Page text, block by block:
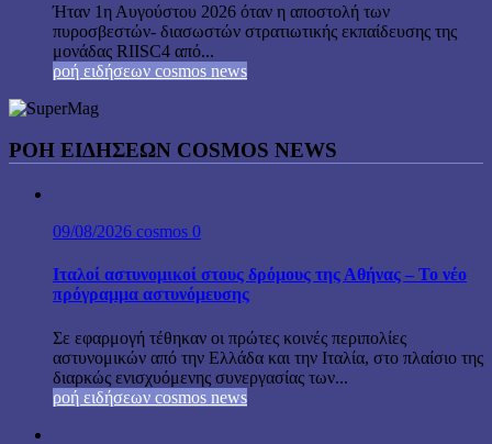
Ήταν 1η Αυγούστου 2026 όταν η αποστολή των
πυροσβεστών- διασωστών στρατιωτικής εκπαίδευσης της
μονάδας RIISC4 από...
ροή ειδήσεων cosmos news
ΡΟΉ ΕΙΔΉΣΕΩΝ COSMOS NEWS
09/08/2026 cosmos 0
Ιταλοί αστυνομικοί στους δρόμους της Αθήνας – Το νέο
πρόγραμμα αστυνόμευσης
Σε εφαρμογή τέθηκαν οι πρώτες κοινές περιπολίες
αστυνομικών από την Ελλάδα και την Ιταλία, στο πλαίσιο της
διαρκώς ενισχυόμενης συνεργασίας των...
ροή ειδήσεων cosmos news